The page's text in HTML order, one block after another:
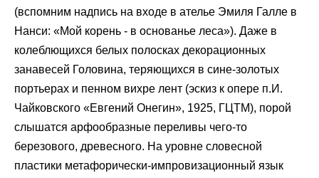
(вспомним надпись на входе в ателье Эмиля Галле в
Нанси: «Мой корень - в основанье леса»). Даже в
колеблющихся белых полосках декорационных
занавесей Головина, теряющихся в сине-золотых
портьерах и пенном вихре лент (эскиз к опере п.И.
Чайковского «Евгений Онегин», 1925, ГЦТМ), порой
слышатся арфообразные переливы чего-то
березового, древесного. На уровне словесной
пластики метафорически-импровизационный язык